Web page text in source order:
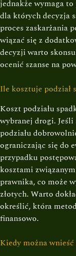
jednakże wymaga
dla których decyzja
proces zaskarżania
wiązać się z
decyzji warto
ocenić szanse na
Ile kosztuje podział
Koszt podziału
wybranej drogi.
podziału
ograniczając się do
przypadku
kosztami
prawnika, co może
złotych. Warto
określić, która
finansowo.
Kiedy można wnieść